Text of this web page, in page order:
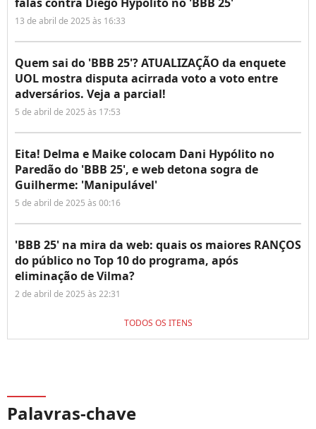
13 de abril de 2025 às 16:33
Quem sai do 'BBB 25'? ATUALIZAÇÃO da enquete
UOL mostra disputa acirrada voto a voto entre
adversários. Veja a parcial!
5 de abril de 2025 às 17:53
Eita! Delma e Maike colocam Dani Hypólito no
Paredão do 'BBB 25', e web detona sogra de
Guilherme: 'Manipulável'
5 de abril de 2025 às 00:16
'BBB 25' na mira da web: quais os maiores RANÇOS
do público no Top 10 do programa, após
eliminação de Vilma?
2 de abril de 2025 às 22:31
TODOS OS ITENS
Palavras-chave